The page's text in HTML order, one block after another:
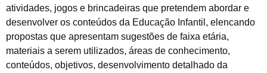
atividades, jogos e brincadeiras que pretendem abordar e
desenvolver os conteúdos da Educação Infantil, elencando
propostas que apresentam sugestões de faixa etária,
materiais a serem utilizados, áreas de conhecimento,
conteúdos, objetivos, desenvolvimento detalhado da